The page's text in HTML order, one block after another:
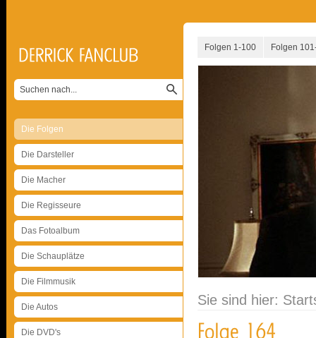
Die Folgen
Die Darsteller
Die Macher
Die Regisseure
Das Fotoalbum
Die Schauplätze
Die Filmmusik
Die Autos
Die DVD's
Folgen 1-100 Folgen
Sie sind hier: